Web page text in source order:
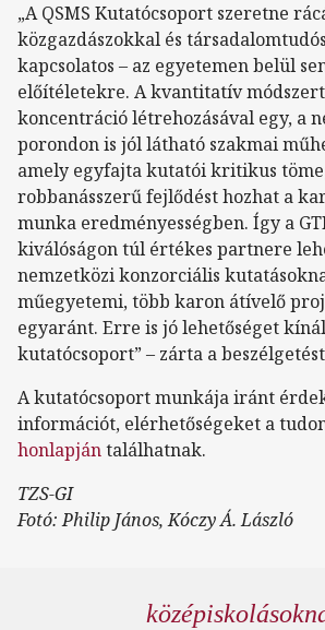
„A QSMS Kutatócsoport szeretne
közgazdászokkal és
kapcsolatos – az egyetemen belül
előítéletekre. A kvantitatív
koncentráció létrehozásával egy, a
porondon is jól látható szakmai
amely egyfajta kutatói kritikus
robbanásszerű fejlődést hozhat a
munka eredményességben. Így a
kiválóságon túl értékes partnere
nemzetközi konzorciális
műegyetemi, több karon átívelő
egyaránt. Erre is jó lehetőséget kínál
kutatócsoport” – zárta a
A kutatócsoport munkája iránt
információt, elérhetőségeket a
honlapjántalálhatnak.
TZS-GI
Fotó: Philip János, Kóczy Á. László